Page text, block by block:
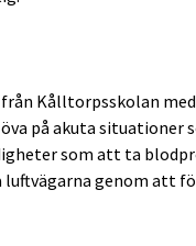
Kålltorpsskolan
på akuta situationer
som att ta
genom att